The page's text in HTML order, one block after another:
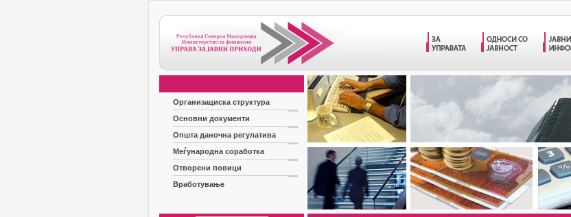
Организациска структура
Основни документи
Општа даночна регулатива
Меѓународна соработка
Отворени повици
Вработување